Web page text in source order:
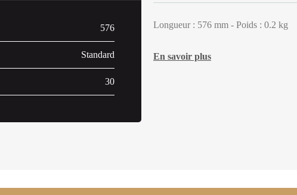
576
Standard
30
Longueur : 576 mm - Poids : 0.2 kg
En savoir plus